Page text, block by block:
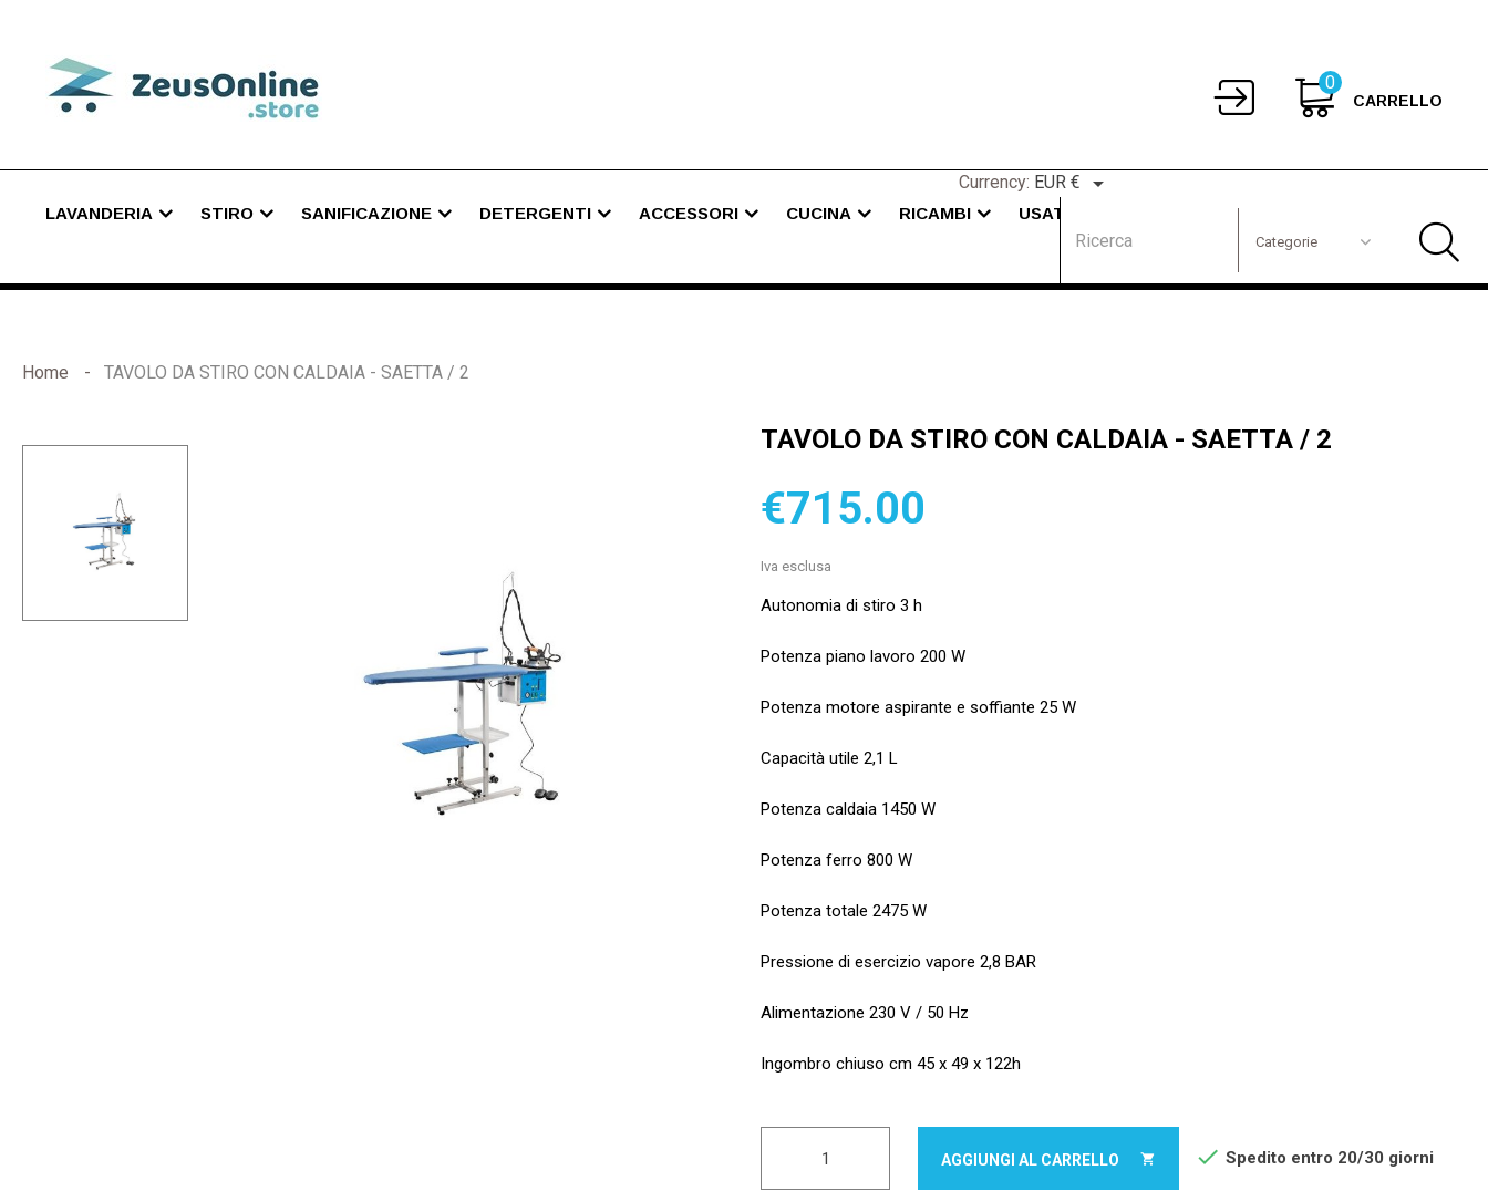
CARRELLO
0
LAVANDERIA STIRO SANIFICAZIONE DETERGENTI ACCESSORI CUCINA RICAMBI USATO
Currency: EUR € 
Home TAVOLO DA STIRO CON CALDAIA - SAETTA / 2
TAVOLO DA STIRO CON CALDAIA - SAETTA / 2
€715.00
Iva esclusa
Autonomia di stiro 3 h
Potenza piano lavoro 200 W
Potenza motore aspirante e soffiante 25 W
Capacità utile 2,1 L
Potenza caldaia 1450 W
Potenza ferro 800 W
Potenza totale 2475 W
Pressione di esercizio vapore 2,8 BAR
Alimentazione 230 V / 50 Hz
Ingombro chiuso cm 45 x 49 x 122h
AGGIUNGI AL CARRELLO   Spedito entro 20/30 giorni